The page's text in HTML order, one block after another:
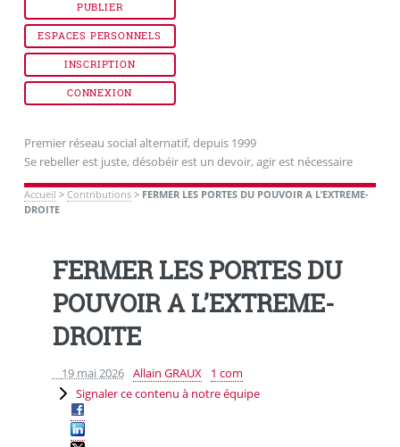
PUBLIER
ESPACES PERSONNELS
INSCRIPTION
CONNEXION
Premier réseau social alternatif, depuis 1999
Se rebeller est juste, désobéir est un devoir, agir est nécessaire
Accueil > Contributions> FERMER LES PORTES DU POUVOIR A L’EXTREME-
DROITE
FERMER LES PORTES DU
POUVOIR A L’EXTREME-
DROITE
19 mai 2026 Allain GRAUX
1 com
Signaler ce contenu à notre équipe